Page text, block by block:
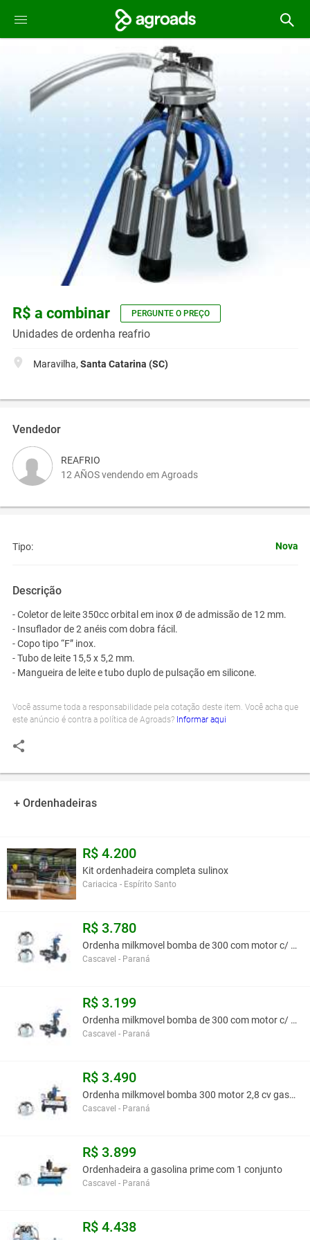
R$ a combinar PERGUNTE O PREÇO
Unidades de ordenha reafrio
Maravilha, Santa Catarina (SC)
Vendedor
REAFRIO
12 AÑOS vendendo em Agroads
Tipo: Nova
Descrição
- Coletor de leite 350cc orbital em inox Ø de admissão de 12 mm.
- Insuflador de 2 anéis com dobra fácil.
- Copo tipo “F” inox.
- Tubo de leite 15,5 x 5,2 mm.
- Mangueira de leite e tubo duplo de pulsação em silicone.
Você assume toda a responsabilidade pela cotação deste item. Você acha que
este anúncio é contra a política de Agroads? Informar aqui
+ Ordenhadeiras
R$ 4.200
Kit ordenhadeira completa sulinox
Cariacica - Espírito Santo
R$ 3.780
Ordenha milkmovel bomba de 300 com motor c/ 2 conj
Cascavel - Paraná
R$ 3.199
Ordenha milkmovel bomba de 300 com motor c/ 1 conj
Cascavel - Paraná
R$ 3.490
Ordenha milkmovel bomba 300 motor 2,8 cv gasolina
Cascavel - Paraná
R$ 3.899
Ordenhadeira a gasolina prime com 1 conjunto
Cascavel - Paraná
R$ 4.438